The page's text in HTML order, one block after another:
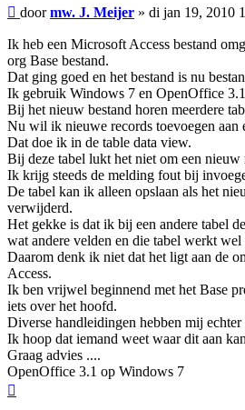
Bericht
doormw. J. Meijer » di jan 19, 2010
Ik heb een Microsoft Access bestand
org Base bestand.
Dat ging goed en het bestand is nu
Ik gebruik Windows 7 en OpenOffice
Bij het nieuw bestand horen meerdere
Nu wil ik nieuwe records toevoegen aan
Dat doe ik in de table data view.
Bij deze tabel lukt het niet om een nieuw
Ik krijg steeds de melding fout bij
De tabel kan ik alleen opslaan als het
verwijderd.
Het gekke is dat ik bij een andere tabel
wat andere velden en die tabel werkt wel
Daarom denk ik niet dat het ligt aan de
Access.
Ik ben vrijwel beginnend met het Base
iets over het hoofd.
Diverse handleidingen hebben mij
Ik hoop dat iemand weet waar dit aan
Graag advies ....
OpenOffice 3.1 op Windows 7